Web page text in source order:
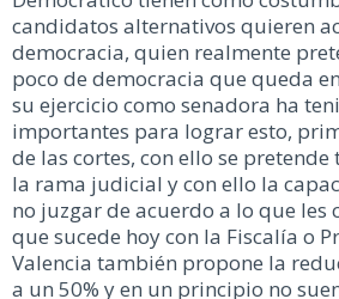
candidatos alternativos quieren
democracia, quien realmente
poco de democracia que queda
su ejercicio como senadora ha
importantes para lograr esto,
de las cortes, con ello se
la rama judicial y con ello la
no juzgar de acuerdo a lo que les
que sucede hoy con la Fiscalía o
Valencia también propone la
a un 50% y en un principio no